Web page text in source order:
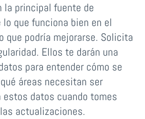
la principal fuente de
que funciona bien en el
que podría mejorarse. Solicita
Ellos te darán una
para entender cómo se
áreas necesitan ser
estos datos cuando tomes
actualizaciones.